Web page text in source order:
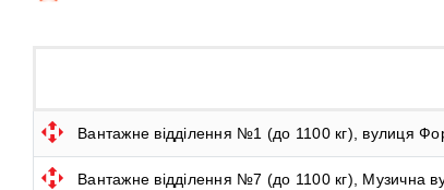
Вантажне відділення №1 (до 1100 кг), вулиця
Вантажне відділення №7 (до 1100 кг), Музична